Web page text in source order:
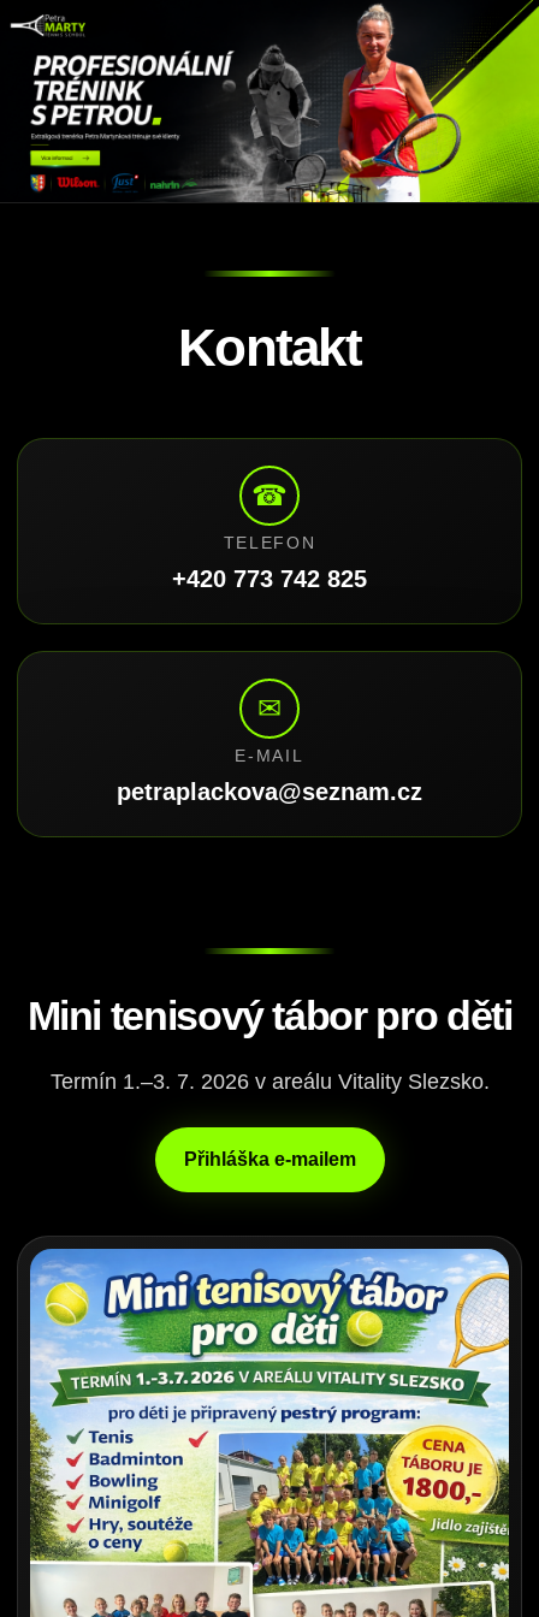
Kontakt
☎
TELEFON
+420 773 742 825
✉
E-MAIL
petraplackova@seznam.cz
Mini tenisový tábor pro děti
Termín 1.–3. 7. 2026 v areálu Vitality Slezsko.
Přihláška e-mailem